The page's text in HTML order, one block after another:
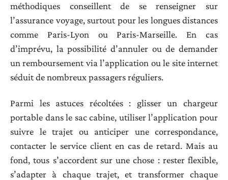
méthodiques conseillent de se renseigner sur
l’assurance voyage, surtout pour les longues distances
comme Paris-Lyon ou Paris-Marseille. En cas
d’imprévu, la possibilité d’annuler ou de demander
un remboursement via l’application ou le site internet
séduit de nombreux passagers réguliers.
Parmi les astuces récoltées : glisser un chargeur
portable dans le sac cabine, utiliser l’application pour
suivre le trajet ou anticiper une correspondance,
contacter le service client en cas de retard. Mais au
fond, tous s’accordent sur une chose : rester flexible,
s’adapter à chaque trajet, et transformer chaque